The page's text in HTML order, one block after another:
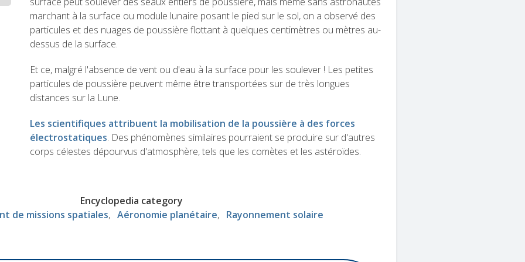
marchant à la surface ou module lunaire posant le pied sur le sol, on a observé des
particules et des nuages de poussière flottant à quelques centimètres ou mètres au-
dessus de la surface.
Et ce, malgré l'absence de vent ou d'eau à la surface pour les soulever ! Les petites
particules de poussière peuvent même être transportées sur de très longues
distances sur la Lune.
Les scientifiques attribuent la mobilisation de la poussière à des forces
électrostatiques. Des phénomènes similaires pourraient se produire sur d'autres
corps célestes dépourvus d'atmosphère, tels que les comètes et les astéroïdes.
Encyclopedia category
de missions spatiales
Aéronomie planétaire Rayonnement solaire